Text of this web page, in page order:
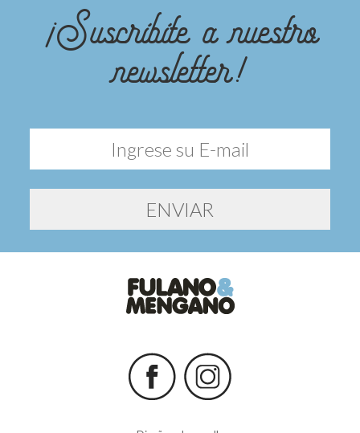
¡Suscribite a nuestro
newsletter!